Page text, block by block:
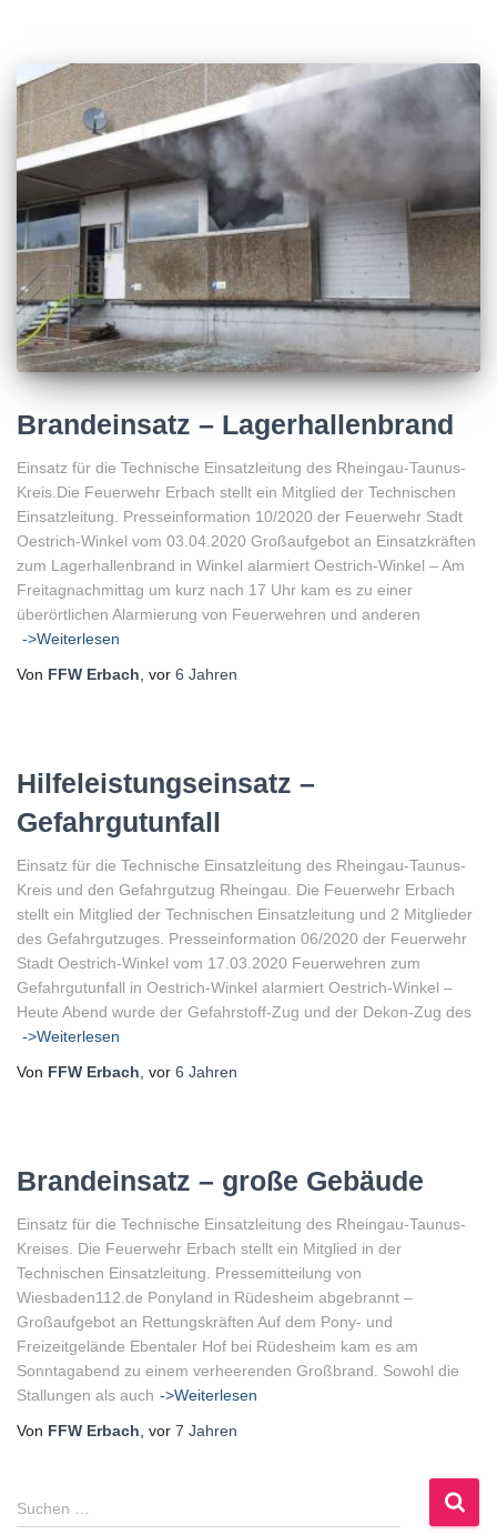
Brandeinsatz – Lagerhallenbrand
Einsatz für die Technische Einsatzleitung des Rheingau-Taunus-
Kreis.Die Feuerwehr Erbach stellt ein Mitglied der Technischen
Einsatzleitung. Presseinformation 10/2020 der Feuerwehr Stadt
Oestrich-Winkel vom 03.04.2020 Großaufgebot an Einsatzkräften
zum Lagerhallenbrand in Winkel alarmiert Oestrich-Winkel – Am
Freitagnachmittag um kurz nach 17 Uhr kam es zu einer
überörtlichen Alarmierung von Feuerwehren und anderen
->Weiterlesen
Von FFW Erbach, vor 6 Jahren
Hilfeleistungseinsatz –
Gefahrgutunfall
Einsatz für die Technische Einsatzleitung des Rheingau-Taunus-
Kreis und den Gefahrgutzug Rheingau. Die Feuerwehr Erbach
stellt ein Mitglied der Technischen Einsatzleitung und 2 Mitglieder
des Gefahrgutzuges. Presseinformation 06/2020 der Feuerwehr
Stadt Oestrich-Winkel vom 17.03.2020 Feuerwehren zum
Gefahrgutunfall in Oestrich-Winkel alarmiert Oestrich-Winkel –
Heute Abend wurde der Gefahrstoff-Zug und der Dekon-Zug des
->Weiterlesen
Von FFW Erbach, vor 6 Jahren
Brandeinsatz – große Gebäude
Einsatz für die Technische Einsatzleitung des Rheingau-Taunus-
Kreises. Die Feuerwehr Erbach stellt ein Mitglied in der
Technischen Einsatzleitung. Pressemitteilung von
Wiesbaden112.de Ponyland in Rüdesheim abgebrannt –
Großaufgebot an Rettungskräften Auf dem Pony- und
Freizeitgelände Ebentaler Hof bei Rüdesheim kam es am
Sonntagabend zu einem verheerenden Großbrand. Sowohl die
Stallungen als auch ->Weiterlesen
Von FFW Erbach, vor 7 Jahren
S
u
Suchen …